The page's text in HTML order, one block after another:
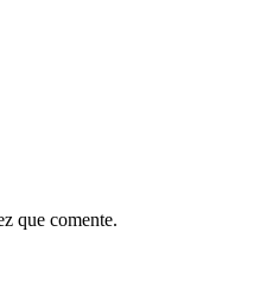
que comente.